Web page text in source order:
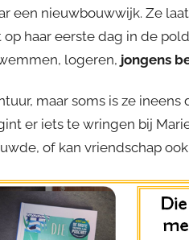
een nieuwbouwwijk. Ze
op haar eerste dag in de
logeren, jongens
maar soms is ze
er iets te wringen bij
of kan vriendschap